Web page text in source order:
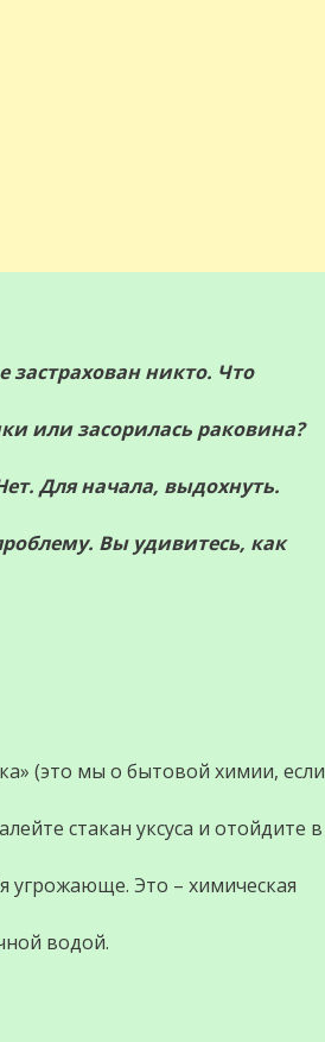
застрахован никто. Что
или засорилась раковина?
Для начала, выдохнуть.
Вы удивитесь, как
(это мы о бытовой химии, если
стакан уксуса и отойдите в
угрожающе. Это – химическая
водой.